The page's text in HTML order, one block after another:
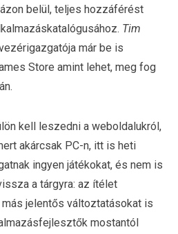
belül, teljes hozzáférést
Tim
már be is
Store amint lehet, meg fog
kell leszedni a weboldalukról,
akárcsak PC-n, itt is heti
ingyen játékokat, és nem is
a tárgyra: az ítélet
jelentős változtatásokat is
mostantól